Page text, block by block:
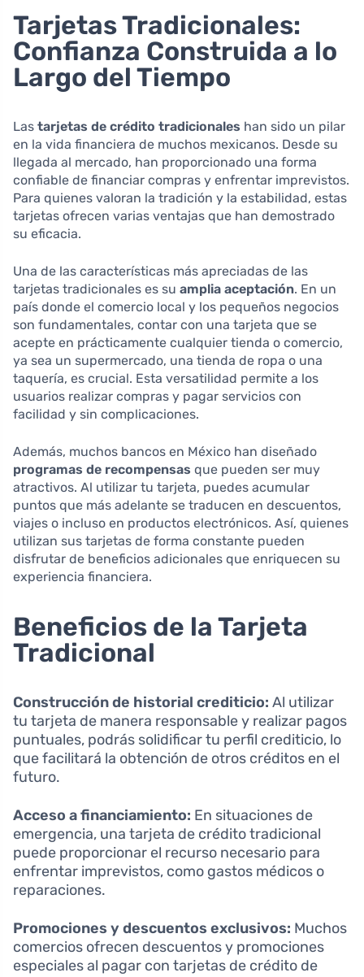
Tarjetas Tradicionales:
Confianza Construida a lo
Largo del Tiempo
Las tarjetas de crédito tradicionales han sido un pilar
en la vida financiera de muchos mexicanos. Desde su
llegada al mercado, han proporcionado una forma
confiable de financiar compras y enfrentar imprevistos.
Para quienes valoran la tradición y la estabilidad, estas
tarjetas ofrecen varias ventajas que han demostrado
su eficacia.
Una de las características más apreciadas de las
tarjetas tradicionales es su amplia aceptación. En un
país donde el comercio local y los pequeños negocios
son fundamentales, contar con una tarjeta que se
acepte en prácticamente cualquier tienda o comercio,
ya sea un supermercado, una tienda de ropa o una
taquería, es crucial. Esta versatilidad permite a los
usuarios realizar compras y pagar servicios con
facilidad y sin complicaciones.
Además, muchos bancos en México han diseñado
programas de recompensas que pueden ser muy
atractivos. Al utilizar tu tarjeta, puedes acumular
puntos que más adelante se traducen en descuentos,
viajes o incluso en productos electrónicos. Así, quienes
utilizan sus tarjetas de forma constante pueden
disfrutar de beneficios adicionales que enriquecen su
experiencia financiera.
Beneficios de la Tarjeta
Tradicional
Construcción de historial crediticio: Al utilizar
tu tarjeta de manera responsable y realizar pagos
puntuales, podrás solidificar tu perfil crediticio, lo
que facilitará la obtención de otros créditos en el
futuro.
Acceso a financiamiento: En situaciones de
emergencia, una tarjeta de crédito tradicional
puede proporcionar el recurso necesario para
enfrentar imprevistos, como gastos médicos o
reparaciones.
Promociones y descuentos exclusivos: Muchos
comercios ofrecen descuentos y promociones
especiales al pagar con tarjetas de crédito de